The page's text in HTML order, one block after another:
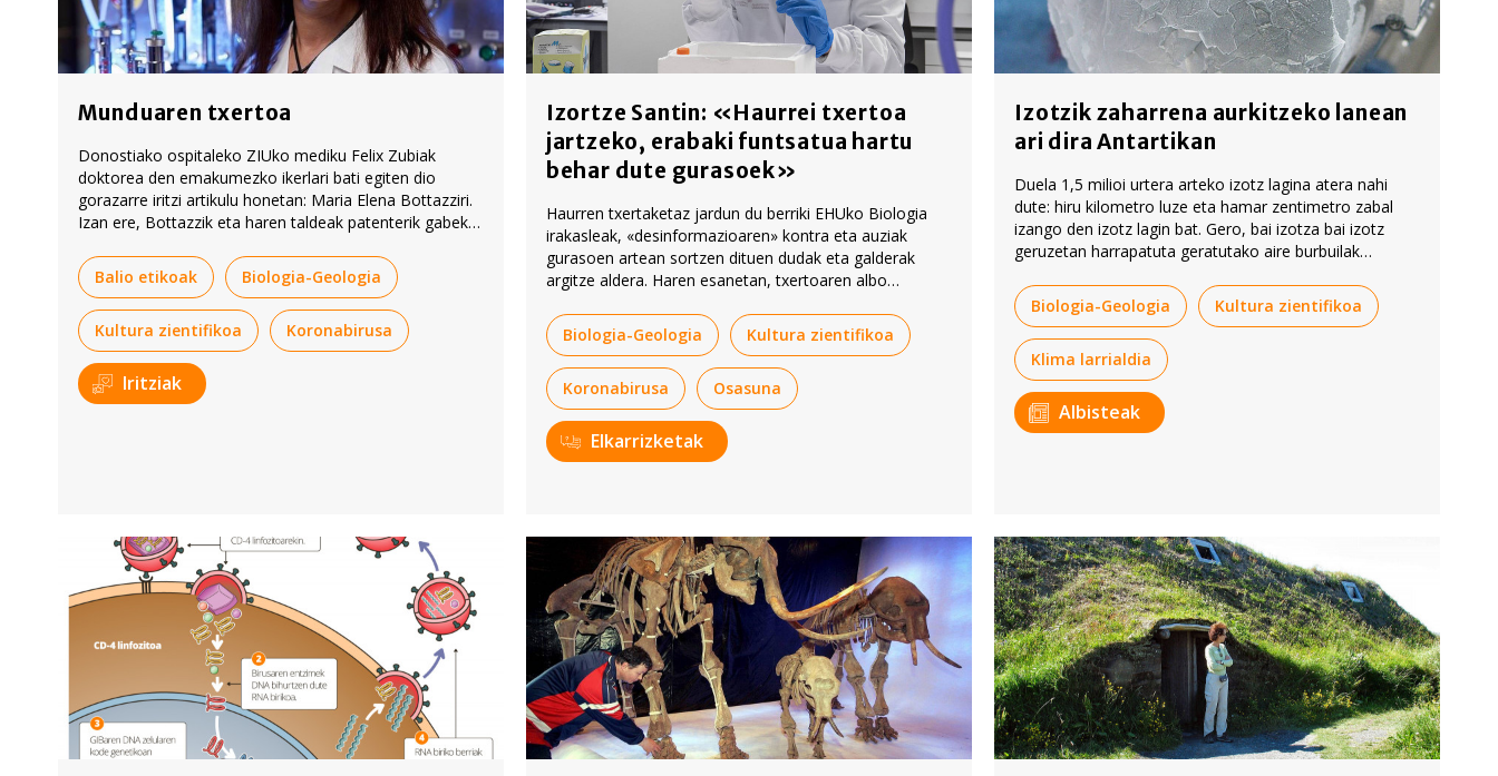
Munduaren txertoa
Donostiako ospitaleko ZIUko mediku Felix Zubiak
doktorea den emakumezko ikerlari bati egiten dio
gorazarre iritzi artikulu honetan: Maria Elena Bottazziri.
Izan ere, Bottazzik eta haren taldeak patenterik gabeko
Balio etikoak
Biologia-Geologia
Kultura zientifikoa Koronabirusa
Iritziak
Izortze Santin: «Haurrei txertoa
jartzeko, erabaki funtsatua hartu
behar dute gurasoek»
Haurren txertaketaz jardun du berriki EHUko Biologia
irakasleak, «desinformazioaren» kontra eta auziak
gurasoen artean sortzen dituen dudak eta galderak
argitze aldera. Haren esanetan, txertoaren albo
aurre egiteko beste lanabes bat dela haurrak txertatzea.
Biologia-Geologia Kultura zientifikoa
Koronabirusa Osasuna
Elkarrizketak
Izotzik zaharrena aurkitzeko lanean
ari dira Antartikan
Duela 1,5 milioi urtera arteko izotz lagina atera nahi
dute: hiru kilometro luze eta hamar zentimetro zabal
izango den izotz lagin bat. Gero, bai izotza bai izotz
geruzetan harrapatuta geratutako aire burbuilak
bilakaera zein izan den jakingo dute.
Biologia-Geologia Kultura zientifikoa
Klima larrialdia
Albisteak